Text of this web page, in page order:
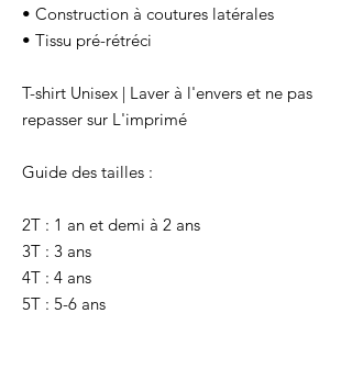
• Construction à coutures latérales
• Tissu pré-rétréci
T-shirt Unisex | Laver à l'envers et ne pas
repasser sur L'imprimé
Guide des tailles :
2T : 1 an et demi à 2 ans
3T : 3 ans
4T : 4 ans
5T : 5-6 ans